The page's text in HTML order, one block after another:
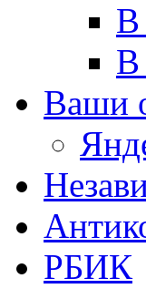
В
В
Ваши
РБИК